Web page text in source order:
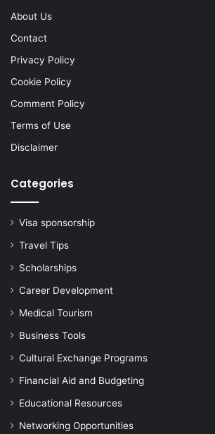
About Us
Contact
Privacy Policy
Cookie Policy
Comment Policy
Terms of Use
Disclaimer
Categories
Visa sponsorship
Travel Tips
Scholarships
Career Development
Medical Tourism
Business Tools
Cultural Exchange Programs
Financial Aid and Budgeting
Educational Resources
Networking Opportunities